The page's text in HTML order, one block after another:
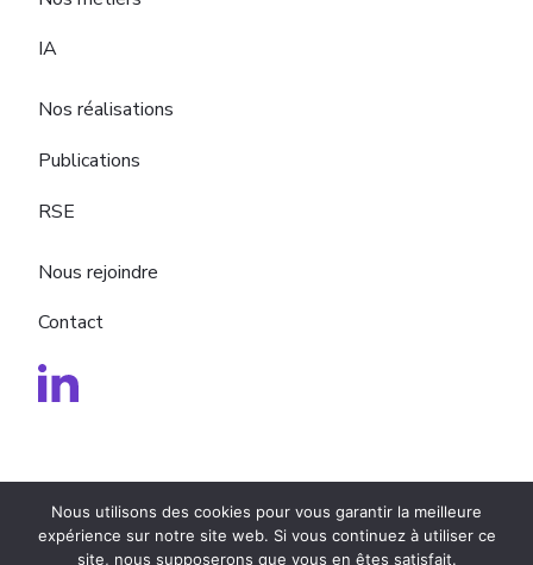
IA
Nos réalisations
Publications
RSE
Nous rejoindre
Contact
Membre
du groupe
Nous utilisons des cookies pour vous garantir la meilleure
expérience sur notre site web. Si vous continuez à utiliser ce
site, nous supposerons que vous en êtes satisfait.